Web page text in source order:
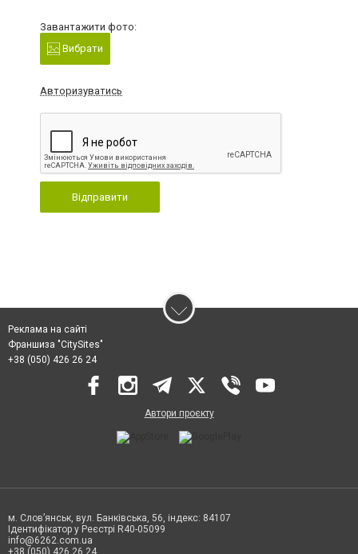
Завантажити фото:
Вибрати
Авторизуватись
Відправити
Реклама на сайті
Франшиза "CitySites"
+38 (050) 426 26 24
Автори проєкту
м. Слов’янськ, вул. Банківська, 56, індекс: 84107
Ідентифікатор у Реєстрі R40-05099
info@6262.com.ua
+38 (050) 426 26 24